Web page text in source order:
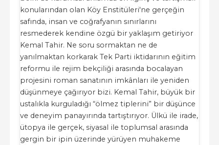
konularından olan Köy Enstitüleri'ne gerçeğin
safında, insan ve coğrafyanın sınırlarını
resmederek kendine özgü bir yaklaşım getiriyor
Kemal Tahir. Ne soru sormaktan ne de
yanılmaktan korkarak Tek Parti iktidarının eğitim
reformu ile rejim bekçiliği arasında bocalayan
projesini roman sanatının imkânları ile yeniden
düşünmeye çağırıyor bizi. Kemal Tahir, büyük bir
ustalıkla kurguladığı “ölmez tiplerini” bir düşünce
ve deneyim panayırında tartıştırıyor. Ülkü ile irade,
ütopya ile gerçek, siyasal ile toplumsal arasında
gergin bir ipin üzerinde yürüyen muhakeme